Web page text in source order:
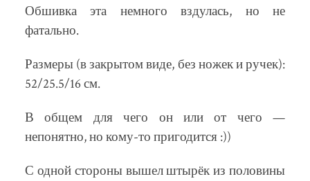
Обшивка эта немного вздулась, но не
фатально.
Размеры (в закрытом виде, без ножек и ручек):
52/25.5/16 см.
В общем для чего он или от чего —
непонятно, но кому-то пригодится :))
С одной стороны вышел штырёк из половины